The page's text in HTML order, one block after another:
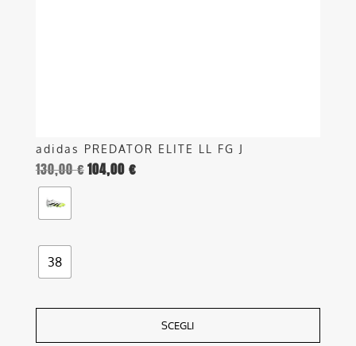
adidas PREDATOR ELITE LL FG J
130,00€104,00 €
38
SCEGLI